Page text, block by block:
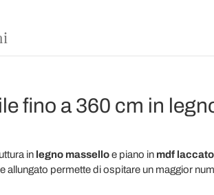
fino a 360 cm in
inlegno masselloe piano in mdf
permette di ospitare un maggior